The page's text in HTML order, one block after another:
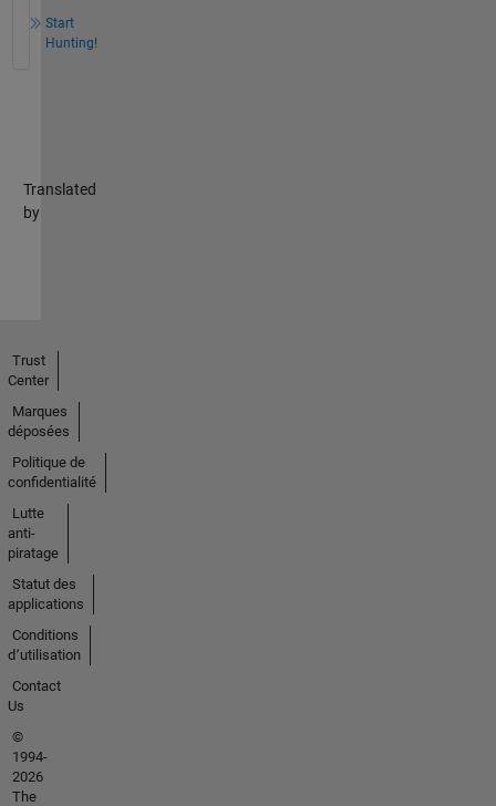
Start
Hunting!
Translated
by
Trust
Center
Marques
déposées
Politique de
confidentialité
Lutte
anti-
piratage
Statut des
applications
Conditions
d՚utilisation
Contact
Us
©
1994-
2026
The